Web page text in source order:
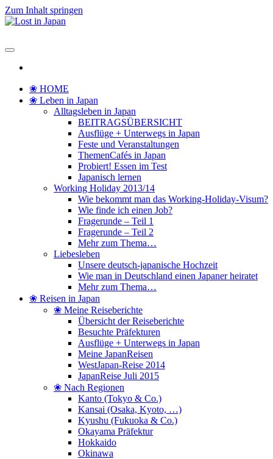
Zum Inhalt springen
❀ HOME
❀ Leben in Japan
Alltagsleben in Japan
BEITRAGSÜBERSICHT
Ausflüge + Unterwegs in Japan
Feste und Veranstaltungen
ThemenCafés in Japan
Probiert! Essen im Test
Japanisch lernen
Working Holiday 2013/14
Wie bekommt man das Working-Holiday-Visum?
Wie finde ich einen Job?
Fragerunde – Teil 1
Fragerunde – Teil 2
Mehr zum Thema…
Liebesleben
Unsere deutsch-japanische Hochzeit
Wie man in Deutschland einen Japaner heiratet
Mehr zum Thema…
❀ Reisen in Japan
❀ Meine Reiseberichte
Übersicht der Reiseberichte
Besuchte Präfekturen
Ausflüge + Unterwegs in Japan
Meine JapanReisen
WestJapan-Reise 2014
JapanReise Juli 2015
❀ Nach Regionen
Kanto (Tokyo & Co.)
Kansai (Osaka, Kyoto, …)
Kyushu (Fukuoka & Co.)
Okayama Präfektur
Hokkaido
Okinawa